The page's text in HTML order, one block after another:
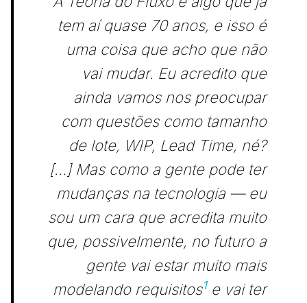
tem aí quase 70 anos, e isso é
uma coisa que acho que não
vai mudar. Eu acredito que
ainda vamos nos preocupar
com questões como tamanho
de lote, WIP, Lead Time, né?
[…] Mas como a gente pode ter
mudanças na tecnologia — eu
sou um cara que acredita muito
que, possivelmente, no futuro a
gente vai estar muito mais
modelando requisitos1e vai ter